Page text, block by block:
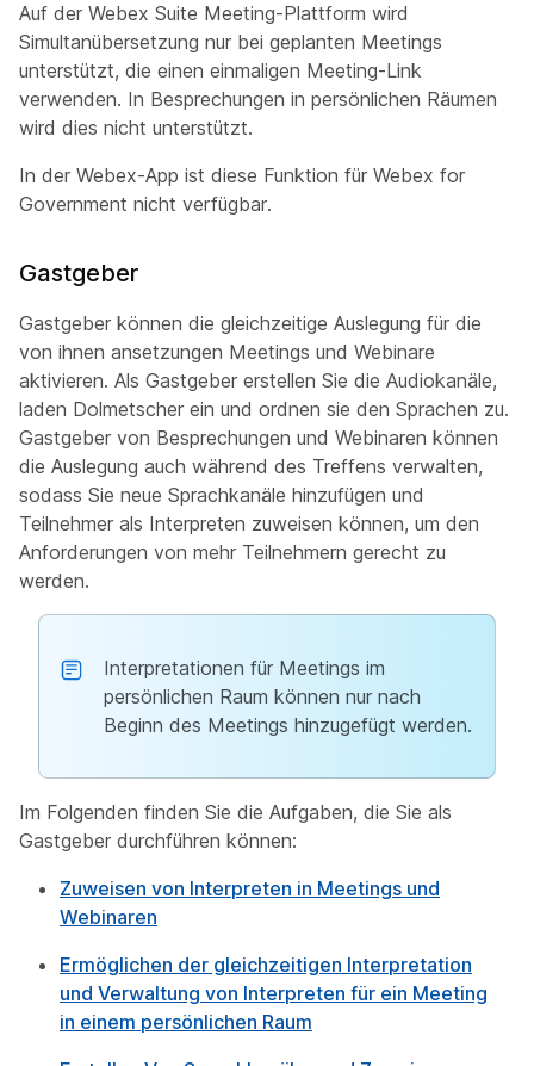
Auf der Webex Suite Meeting-Plattform wird
Simultanübersetzung nur bei geplanten Meetings
unterstützt, die einen einmaligen Meeting-Link
verwenden. In Besprechungen in persönlichen Räumen
wird dies nicht unterstützt.
In der Webex-App ist diese Funktion für Webex for
Government nicht verfügbar.
Gastgeber
Gastgeber können die gleichzeitige Auslegung für die
von ihnen ansetzungen Meetings und Webinare
aktivieren. Als Gastgeber erstellen Sie die Audiokanäle,
laden Dolmetscher ein und ordnen sie den Sprachen zu.
Gastgeber von Besprechungen und Webinaren können
die Auslegung auch während des Treffens verwalten,
sodass Sie neue Sprachkanäle hinzufügen und
Teilnehmer als Interpreten zuweisen können, um den
Anforderungen von mehr Teilnehmern gerecht zu
werden.
Interpretationen für Meetings im
persönlichen Raum können nur nach
Beginn des Meetings hinzugefügt werden.
Im Folgenden finden Sie die Aufgaben, die Sie als
Gastgeber durchführen können:
Zuweisen von Interpreten in Meetings und
Webinaren
Ermöglichen der gleichzeitigen Interpretation
und Verwaltung von Interpreten für ein Meeting
in einem persönlichen Raum